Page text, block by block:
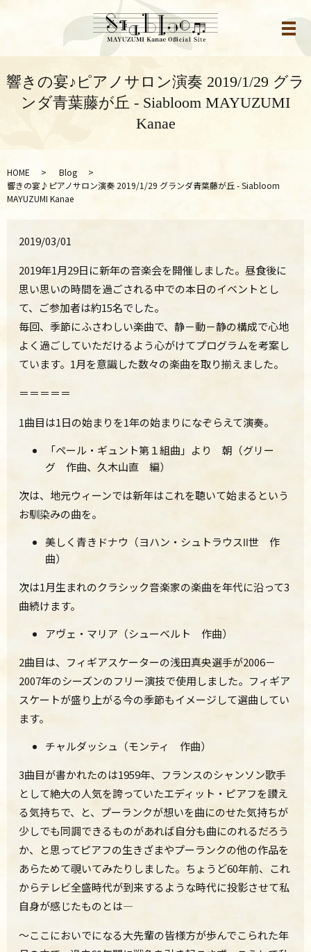
メ
響きの宴♪ピアノサロン演奏 2019/1/29 グラ
ンダ青葉藤が丘 - Siabloom MAYUZUMI
Kanae
HOME
Blog
響きの宴♪ピアノサロン演奏 2019/1/29 グランダ青葉藤が丘 - Siabloom
MAYUZUMI Kanae
2019/03/01
2019年1月29日に新年の音楽会を開催しました。昼食後に
思い思いの時間を過ごされる中での本日のイベントとし
て、ご参加者は約15名でした。
毎回、季節にふさわしい楽曲で、静－動－静の構成で心地
よく過ごしていただけるよう心がけてプログラムを考案し
ています。1月を意識した数々の楽曲を取り揃えました。
＝＝＝＝＝
1曲目は1日の始まりを1年の始まりになぞらえて演奏。
「ペール・ギュント第１組曲」より 朝（グリー
グ 作曲、久木山直 編）
次は、地元ウィーンでは新年はこれを聴いて始まるという
お馴染みの曲を。
美しく青きドナウ（ヨハン・シュトラウスⅡ世 作
曲）
次は1月生まれのクラシック音楽家の楽曲を年代に沿って3
曲続けます。
アヴェ・マリア（シューベルト 作曲）
2曲目は、フィギアスケーターの浅田真央選手が2006－
2007年のシーズンのフリー演技で使用しました。フィギア
スケートが盛り上がる今の季節もイメージして選曲してい
ます。
チャルダッシュ（モンティ 作曲）
3曲目が書かれたのは1959年、フランスのシャンソン歌手
として絶大の人気を誇っていたエディット・ピアフを讃え
る気持ちで、と、プーランクが想いを曲にのせた気持ちが
少しでも同調できるものがあれば自分も曲にのれるだろう
か、と思ってピアフの生きざまやプーランクの他の作品を
あらためて覗いてみたりしました。ちょうど60年前、これ
からテレビ全盛時代が到来するような時代に投影させて私
自身が感じたものとは—
～ここにおいでになる大先輩の皆様方が歩んでこられた年